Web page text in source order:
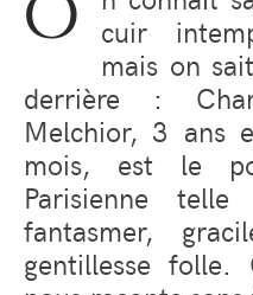
cuir
mais on
derrière :
Melchior, 3 ans
mois, est le
Parisienne
fantasmer,
gentillesse folle.